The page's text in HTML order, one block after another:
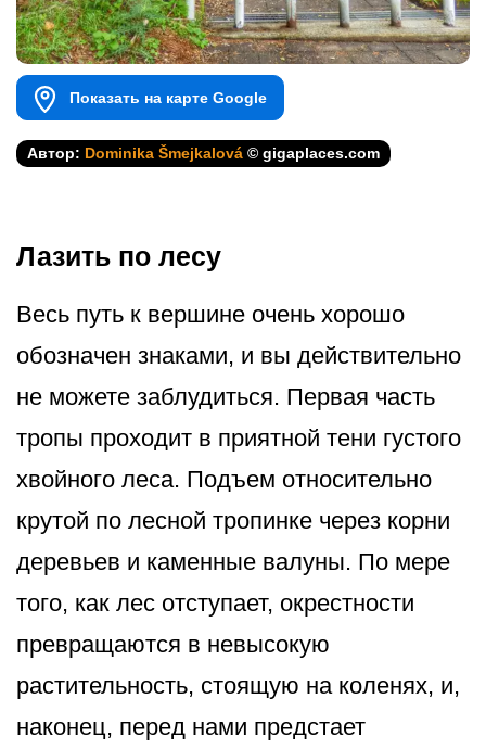
Показать на карте Google
Автор: Dominika Šmejkalová © gigaplaces.com
Лазить по лесу
Весь путь к вершине очень хорошо
обозначен знаками, и вы действительно
не можете заблудиться. Первая часть
тропы проходит в приятной тени густого
хвойного леса. Подъем относительно
крутой по лесной тропинке через корни
деревьев и каменные валуны. По мере
того, как лес отступает, окрестности
превращаются в невысокую
растительность, стоящую на коленях, и,
наконец, перед нами предстает